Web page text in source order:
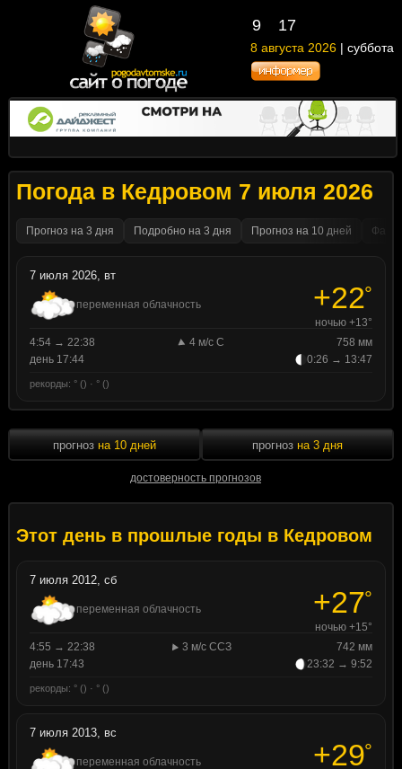
9 17
8 августа 2026 | суббота
Погода в Кедровом 7 июля 2026
Прогноз на 3 дня Подробно на 3 дня Прогноз на 10 дней
7 июля 2026, вт
переменная облачность +22°
ночью +13°
4:54 → 22:38
4 м/с С
758 мм
день 17:44
0:26 → 13:47
рекорды: ° () · ° ()
прогноз на 10 дней
достоверность прогнозов
прогноз на 3 дня
Этот день в прошлые годы в Кедровом
7 июля 2012, сб
переменная облачность +27°
ночью +15°
4:55 → 22:38
3 м/с ССЗ
742 мм
день 17:43
23:32 → 9:52
рекорды: ° () · ° ()
7 июля 2013, вс
переменная облачность +29°